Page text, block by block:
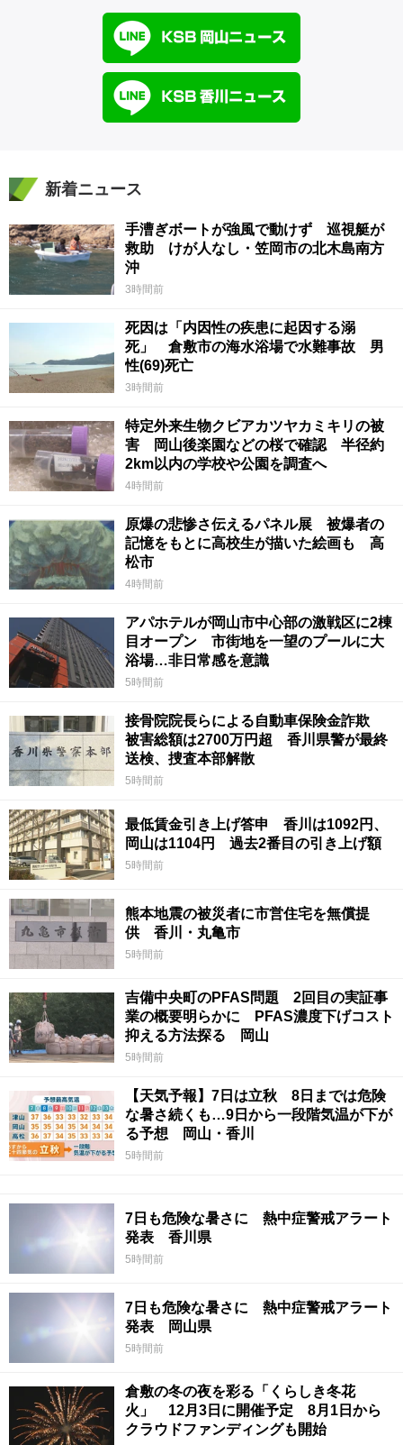
新着ニュース
手漕ぎボートが強風で動けず 巡視艇が
救助 けが人なし・笠岡市の北木島南方
沖
3時間前
死因は「内因性の疾患に起因する溺
死」 倉敷市の海水浴場で水難事故 男
性(69)死亡
3時間前
特定外来生物クビアカツヤカミキリの被
害 岡山後楽園などの桜で確認 半径約
2km以内の学校や公園を調査へ
4時間前
原爆の悲惨さ伝えるパネル展 被爆者の
記憶をもとに高校生が描いた絵画も 高
松市
4時間前
アパホテルが岡山市中心部の激戦区に2棟
目オープン 市街地を一望のプールに大
浴場…非日常感を意識
5時間前
接骨院院長らによる自動車保険金詐欺
被害総額は2700万円超 香川県警が最終
送検、捜査本部解散
5時間前
最低賃金引き上げ答申 香川は1092円、
岡山は1104円 過去2番目の引き上げ額
5時間前
熊本地震の被災者に市営住宅を無償提
供 香川・丸亀市
5時間前
吉備中央町のPFAS問題 2回目の実証事
業の概要明らかに PFAS濃度下げコスト
抑える方法探る 岡山
5時間前
【天気予報】7日は立秋 8日までは危険
な暑さ続くも…9日から一段階気温が下が
る予想 岡山・香川
5時間前
7日も危険な暑さに 熱中症警戒アラート
発表 香川県
5時間前
7日も危険な暑さに 熱中症警戒アラート
発表 岡山県
5時間前
倉敷の冬の夜を彩る「くらしき冬花
火」 12月3日に開催予定 8月1日から
クラウドファンディングも開始